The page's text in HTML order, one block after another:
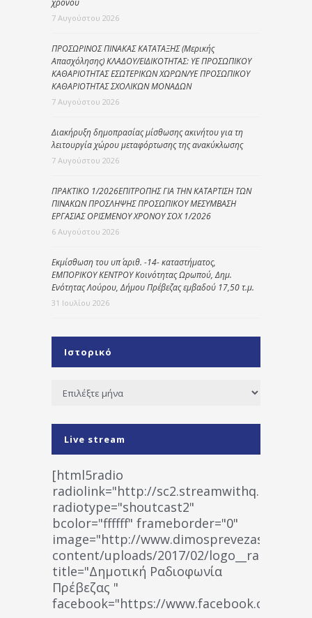
7 Αυγούστου 2026
ΠΡΟΣΩΡΙΝΟΣ ΠΙΝΑΚΑΣ ΚΑΤΑΤΑΞΗΣ (Μερικής
Απασχόλησης) ΚΛΑΔΟΥ/ΕΙΔΙΚΟΤΗΤΑΣ: ΥΕ ΠΡΟΣΩΠΙΚΟΥ
ΚΑΘΑΡΙΟΤΗΤΑΣ ΕΣΩΤΕΡΙΚΩΝ ΧΩΡΩΝ/ΥΕ ΠΡΟΣΩΠΙΚΟΥ
ΚΑΘΑΡΙΟΤΗΤΑΣ ΣΧΟΛΙΚΩΝ ΜΟΝΑΔΩΝ
7 Αυγούστου 2026
Διακήρυξη δημοπρασίας μίσθωσης ακινήτου για τη
λειτουργία χώρου μεταφόρτωσης της ανακύκλωσης
7 Αυγούστου 2026
ΠΡΑΚΤΙΚΟ 1/2026ΕΠΙΤΡΟΠΗΣ ΓΙΑ ΤΗΝ ΚΑΤΑΡΤΙΣΗ ΤΩΝ
ΠΙΝΑΚΩΝ ΠΡΟΣΛΗΨΗΣ ΠΡΟΣΩΠΙΚΟΥ ΜΕΣΥΜΒΑΣΗ
ΕΡΓΑΣΙΑΣ ΟΡΙΣΜΕΝΟΥ ΧΡΟΝΟΥ ΣΟΧ 1/2026
6 Αυγούστου 2026
Εκμίσθωση του υπ΄ αριθ. -14- καταστήματος,
ΕΜΠΟΡΙΚΟΥ ΚΕΝΤΡΟΥ Κοινότητας Ωρωπού, Δημ.
Ενότητας Λούρου, Δήμου Πρέβεζας εμβαδού 17,50 τ.μ.
31 Ιουλίου 2026
Ιστορικό
Ιστορικό
Live stream
[html5radio
radiolink="http://
radiotype="shoutcast2"
bcolor="ffffff" frameborder="0"
image="http://www.dimosprevezas.gr/wp-
content/uploads/2017/02/
title="Δημοτική Ραδιοφωνία
Πρέβεζας "
facebook="https://www.facebook.com/